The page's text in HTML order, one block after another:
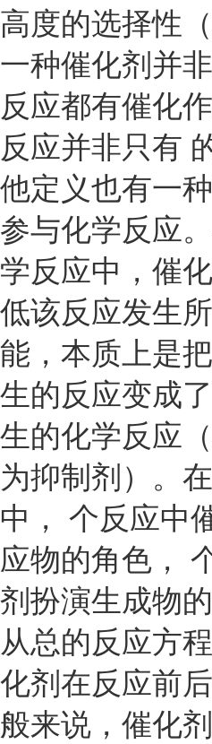
高度的选择性
一种催化剂并
反应都有催化
反应并非只有
他定义也有一
参与化学反应
学反应中，催
低该反应发生
能，本质上是
生的反应变成
生的化学反应
为抑制剂）。
中， 个反应中
应物的角色，
剂扮演生成物
从总的反应方
化剂在反应前
般来说，催化